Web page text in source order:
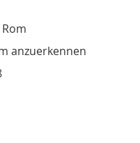
anzuerkennen